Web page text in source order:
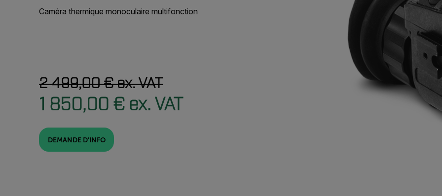
Caméra thermique monoculaire multifonction
2 499,00 € ex. VAT
1 850,00 € ex. VAT
DEMANDE D'INFO